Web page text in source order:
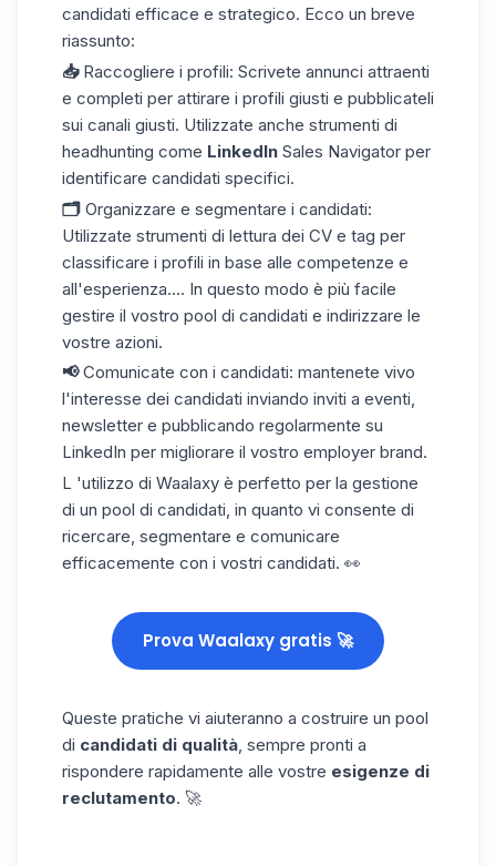
candidati efficace e strategico. Ecco un breve
riassunto:
📥 Raccogliere i profili: Scrivete annunci attraenti
e completi per attirare i profili giusti e pubblicateli
sui canali giusti. Utilizzate anche strumenti di
headhunting come LinkedIn Sales Navigator per
identificare candidati specifici.
🗂️ Organizzare e segmentare i candidati:
Utilizzate strumenti di lettura dei CV e tag per
classificare i profili in base alle competenze e
all'esperienza.... In questo modo è più facile
gestire il vostro pool di candidati e indirizzare le
vostre azioni.
📢 Comunicate con i candidati: mantenete vivo
l'interesse dei candidati inviando inviti a eventi,
newsletter e pubblicando regolarmente su
LinkedIn per migliorare il vostro employer brand.
L 'utilizzo di Waalaxy è perfetto per la gestione
di un pool di candidati, in quanto vi consente di
ricercare, segmentare e comunicare
efficacemente con i vostri candidati. 👀
Prova Waalaxy gratis 🚀
Queste pratiche vi aiuteranno a costruire un pool
di candidati di qualità, sempre pronti a
rispondere rapidamente alle vostre esigenze di
reclutamento. 🚀